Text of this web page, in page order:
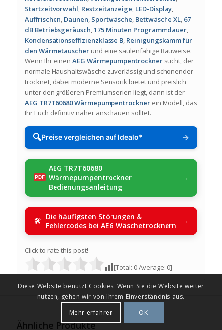
Startzeitvorwahl, Restzeitanzeige, LED-Display,
Auffrischen, Daunen, Sportwäsche, Bettwäsche XL, 67
dB Betriebsgeräusch,175 Minuten Programmdauer,
Kondensationseffizienzklasse B, Reinigungskamm für
den Wärmetauscherund eine säulenfähige Bauweise.
Wenn Ihr einen AEG Wärmepumpentrocknersucht, der
normale Haushaltswäsche zuverlässig und schonender
trocknet, dabei moderne Sensorik bietet und preislich
unter den größeren Premiumserien liegt, dann ist der
AEG TR7T60680 Wärmepumpentrocknerein Modell, das
Ihr Euch definitiv näher anschauen solltet.
🔍Preise vergleichen auf Idealo* →
AEG TR7T60680
Wärmepumpentrockner
Bedienungsanleitung
Die häufigsten Störungen &
Fehlercodes bei AEG Wäschetrocknern
Click to rate this post!
[Total: 0Average: 0]
Ähnliche Produkte
Diese Website benutzt Cookies. Wenn Sie die Website weiter
nutzen, gehen wir von Ihrem Einverständnis aus.
Mehr erfahren
OK